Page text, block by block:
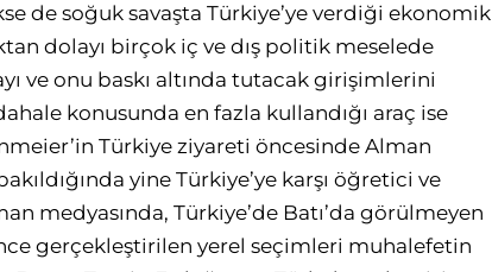
de soğuk savaşta Türkiye’ye verdiği ekonomik
dolayı birçok iç ve dış politik meselede
ve onu baskı altında tutacak girişimlerini
konusunda en fazla kullandığı araç ise
Türkiye ziyareti öncesinde Alman
yine Türkiye’ye karşı öğretici ve
medyasında, Türkiye’de Batı’da görülmeyen
gerçekleştirilen yerel seçimleri muhalefetin